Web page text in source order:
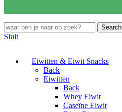
Search
Sluit
Eiwitten & Eiwit Snacks
Back
Eiwitten
Back
Whey Eiwit
Caseïne Eiwit